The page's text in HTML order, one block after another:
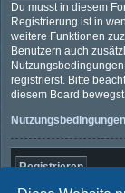
Du musst in diesem
Registrierung ist in
weitere Funktionen
Benutzern auch
registrierst. Bitte
diesem Board
Nutzungsbedingungen
Registrieren